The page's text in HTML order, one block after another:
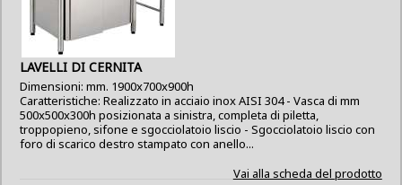
LAVELLI DI CERNITA
Dimensioni: mm. 1900x700x900h
Caratteristiche: Realizzato in acciaio inox AISI 304 - Vasca di mm
500x500x300h posizionata a sinistra, completa di piletta,
troppopieno, sifone e sgocciolatoio liscio - Sgocciolatoio liscio con
foro di scarico destro stampato con anello...
Vai alla scheda del prodotto